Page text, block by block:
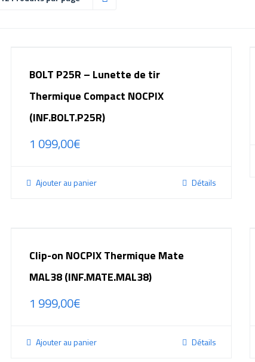
BOLT P25R – Lunette de tir
Thermique Compact NOCPIX
(INF.BOLT.P25R)
1 099,00€
Ajouter au panier Détails
Clip-on NOCPIX Thermique Mate
MAL38 (INF.MATE.MAL38)
1 999,00€
Ajouter au panier Détails